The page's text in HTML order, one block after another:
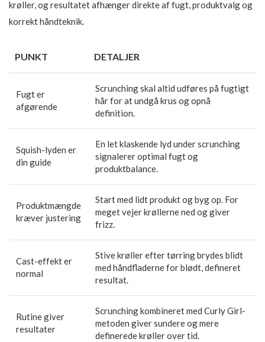
krøller, og resultatet afhænger direkte af fugt, produktvalg og
korrekt håndteknik.
PUNKT DETALJER
Fugt er
afgørende
Scrunching skal altid udføres på fugtigt
hår for at undgå krus og opnå
definition.
Squish-lyden er
din guide
En let klaskende lyd under scrunching
signalerer optimal fugt og
produktbalance.
Produktmængde
kræver justering
Start med lidt produkt og byg op. For
meget vejer krøllerne ned og giver
frizz.
Cast-effekt er
normal
Stive krøller efter tørring brydes blidt
med håndfladerne for blødt, defineret
resultat.
Rutine giver
resultater
Scrunching kombineret med Curly Girl-
metoden giver sundere og mere
definerede krøller over tid.